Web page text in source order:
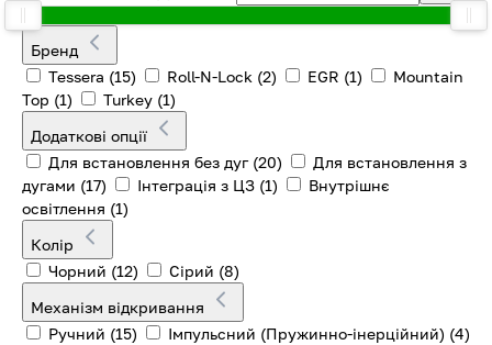
Бренд
Tessera (15) Roll-N-Lock (2) EGR (1)
Mountain
Top (1) Turkey (1)
Додаткові опції
Для встановлення без дуг (20)
Для встановлення з
дугами (17) Інтеграція з ЦЗ (1)
Внутрішнє
освітлення (1)
Колір
Чорний (12) Сірий (8)
Механізм відкривання
Ручний (15) Імпульсний (Пружинно-інерційний) (4)